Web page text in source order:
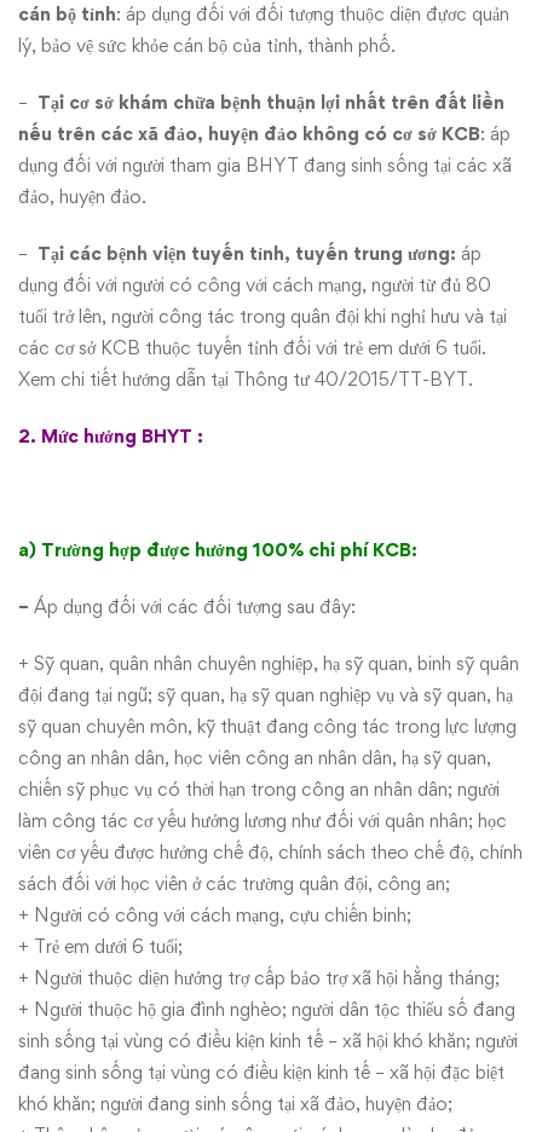
cán bộ tỉnh: áp dụng đối với đối tượng thuộc diện đựơc quản
lý, bảo vệ sức khỏe cán bộ của tỉnh, thành phố.
– Tại cơ sở khám chữa bệnh thuận lợi nhất trên đất liền
nếu trên các xã đảo, huyện đảo không có cơ sở KCB: áp
dụng đối với người tham gia BHYT đang sinh sống tại các xã
đảo, huyện đảo.
– Tại các bệnh viện tuyến tỉnh, tuyến trung ương: áp
dụng đối với người có công với cách mạng, người từ đủ 80
tuổi trở lên, người công tác trong quân đội khi nghỉ hưu và tại
các cơ sở KCB thuộc tuyến tỉnh đối với trẻ em dưới 6 tuổi.
Xem chi tiết hướng dẫn tại Thông tư 40/2015/TT-BYT.
2. Mức hưởng BHYT :
a) Trường hợp được hưởng 100% chi phí KCB:
– Áp dụng đối với các đối tượng sau đây:
+ Sỹ quan, quân nhân chuyên nghiệp, hạ sỹ quan, binh sỹ quân
đội đang tại ngũ; sỹ quan, hạ sỹ quan nghiệp vụ và sỹ quan, hạ
sỹ quan chuyên môn, kỹ thuật đang công tác trong lực lượng
công an nhân dân, học viên công an nhân dân, hạ sỹ quan,
chiến sỹ phục vụ có thời hạn trong công an nhân dân; người
làm công tác cơ yếu hưởng lương như đối với quân nhân; học
viên cơ yếu được hưởng chế độ, chính sách theo chế độ, chính
sách đối với học viên ở các trường quân đội, công an;
+ Người có công với cách mạng, cựu chiến binh;
+ Trẻ em dưới 6 tuổi;
+ Người thuộc diện hưởng trợ cấp bảo trợ xã hội hằng tháng;
+ Người thuộc hộ gia đình nghèo; người dân tộc thiểu số đang
sinh sống tại vùng có điều kiện kinh tế – xã hội khó khăn; người
đang sinh sống tại vùng có điều kiện kinh tế – xã hội đặc biệt
khó khăn; người đang sinh sống tại xã đảo, huyện đảo;